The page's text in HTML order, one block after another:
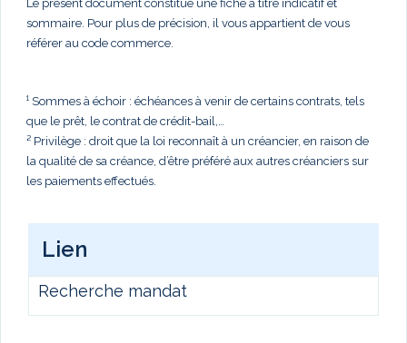
Le présent document constitue une fiche à titre indicatif et
sommaire. Pour plus de précision, il vous appartient de vous
référer au code commerce.
¹ Sommes à échoir : échéances à venir de certains contrats, tels
que le prêt, le contrat de crédit-bail,…
² Privilège : droit que la loi reconnaît à un créancier, en raison de
la qualité de sa créance, d’être préféré aux autres créanciers sur
les paiements effectués.
Lien
Recherche mandat